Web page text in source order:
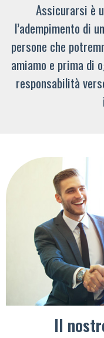
Assicurarsi è
l’adempimento di
persone che
amiamo e prima di
responsabilità
Il